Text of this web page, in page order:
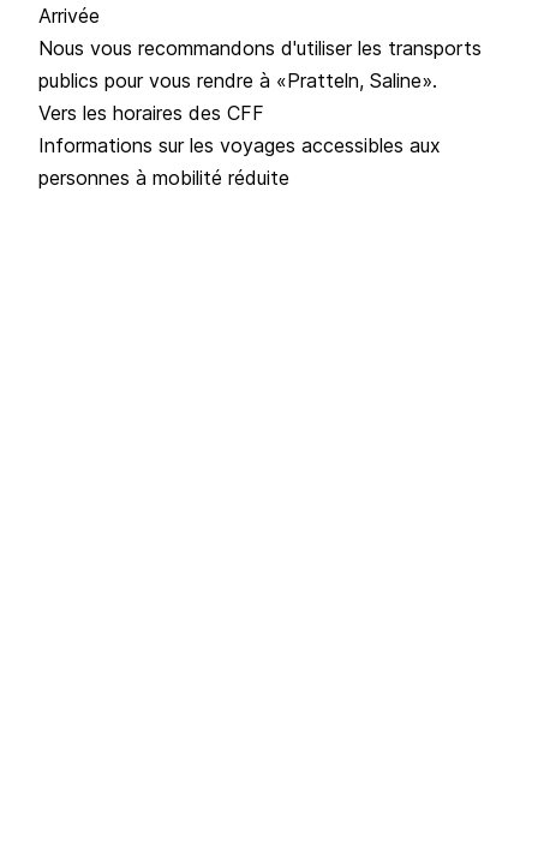
Arrivée
Nous vous recommandons d'utiliser les transports
publics pour vous rendre à «Pratteln, Saline».
Vers les horaires des CFF
Informations sur les voyages accessibles aux
personnes à mobilité réduite